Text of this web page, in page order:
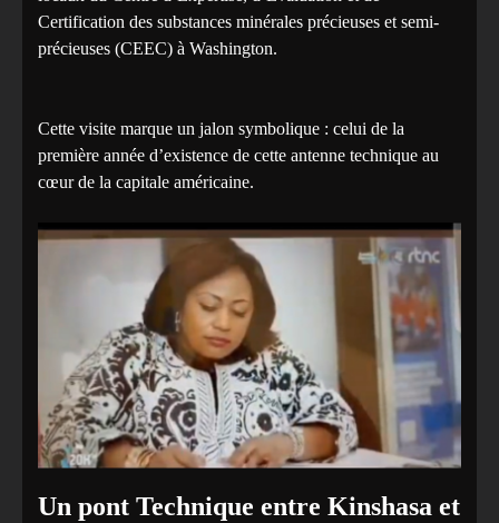
Certification des substances minérales précieuses et semi-
précieuses (CEEC) à Washington.
‎Cette visite marque un jalon symbolique : celui de la
première année d’existence de cette antenne technique au
cœur de la capitale américaine.
‎Un pont Technique entre Kinshasa et